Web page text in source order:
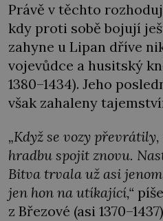
Právě v těchto
kdy proti sobě bojují
zahyne u Lipan dříve
vojevůdce a husitský
1380–1434). Jeho
však zahaleny
„Když se vozy
hradbu spojit znovu.
Bitva trvala už asi
jen hon na utíkající,“
z Březové (asi